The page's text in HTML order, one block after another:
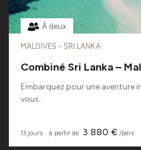
À deux
MALDIVES - SRI LANKA
Combiné Sri Lanka –
Embarquez pour une aventure
vous...
13 jours ‧ à partir de 3 880 € /pers